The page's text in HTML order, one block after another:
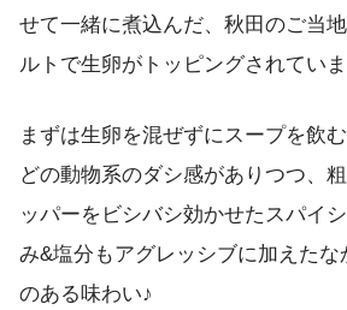
せて一緒に煮込んだ、秋田のご当
ルトで生卵がトッピングされていま
まずは生卵を混ぜずにスープを飲
どの動物系のダシ感がありつつ、
ッパーをビシバシ効かせたスパイ
み&塩分もアグレッシブに加えたな
のある味わい♪